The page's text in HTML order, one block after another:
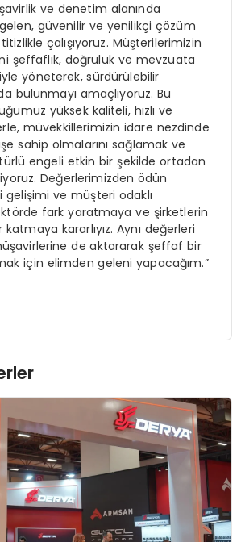
ve denetim alanında
güvenilir ve yenilikçi çözüm
çalışıyoruz. Müşterilerimizin
şeffaflık, doğruluk ve mevzuata
yöneterek, sürdürülebilir
bulunmayı amaçlıyoruz. Bu
yüksek kaliteli, hızlı ve
müvekkillerimizin idare nezdinde
sahip olmalarını sağlamak ve
türlü engeli etkin bir şekilde ortadan
Değerlerimizden ödün
gelişimi ve müşteri odaklı
fark yaratmaya ve şirketlerin
kararlıyız. Aynı değerleri
de aktararak şeffaf bir
için elimden geleni yapacağım.”